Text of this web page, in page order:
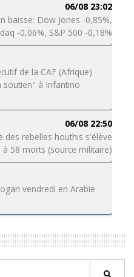
06/08 23:02
baisse: Dow Jones -0,85%,
-0,06%, S&P 500 -0,18%
de la CAF (Afrique)
à Infantino
06/08 22:50
des rebelles houthis s'élève
à 58 morts (source militaire)
vendredi en Arabie